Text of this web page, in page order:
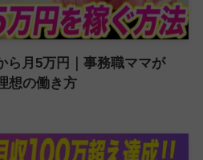
ら月5万円｜事務職ママが
想の働き方